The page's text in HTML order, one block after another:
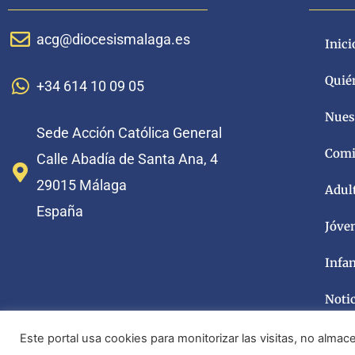
acg@diocesismalaga.es
+34 614 10 09 05
Sede Acción Católica General
Calle Abadía de Santa Ana, 4
29015 Málaga
España
Este portal usa cookies para monitorizar las visitas, no